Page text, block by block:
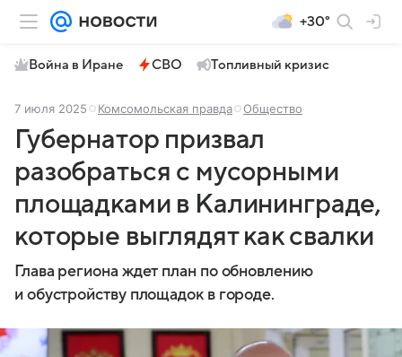
+30°
Война в Иране СВО Топливный кризис
7 июля 2025 Комсомольская правда Общество
Губернатор призвал
разобраться с мусорными
площадками в Калининграде,
которые выглядят как свалки
Глава региона ждет план по обновлению
и обустройству площадок в городе.